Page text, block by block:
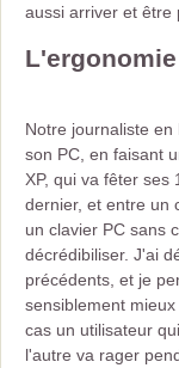
aussi arriver et être
L'ergonomie
Notre journaliste
son PC, en faisant
XP, qui va fêter ses
dernier, et entre un
un clavier PC sans
décrédibiliser. J'ai
précédents, et je
sensiblement
cas un utilisateur
l'autre va rager